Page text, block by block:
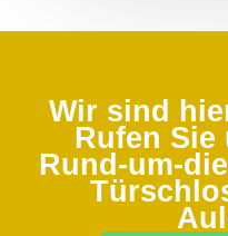
Wir sind
Rufen Sie
Rund-um-